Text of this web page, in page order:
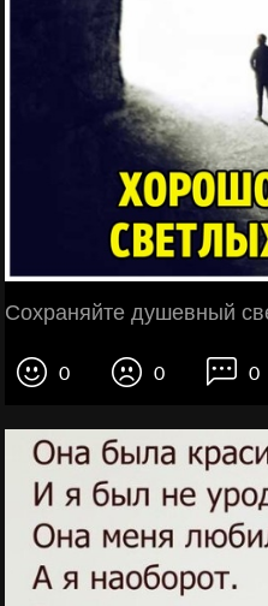
Сохраняйте душевный
0 0 0